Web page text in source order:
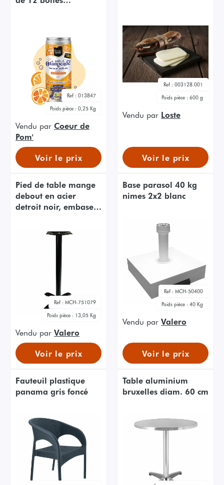
Ref : 013847
Poids pièce : 0,25 Kg
Vendu par Coeur de
Pom'
Voir le prix
Ref : 003128.001
Poids pièce : 600 g
Vendu par Loste
Voir le prix
Pied de table mange
debout en acier
detroit noir, embase 4
Ref : MCH-751079
Poids pièce : 13,05 Kg
Vendu par Valero
Voir le prix
Base parasol 40 kg
nimes 2x2 blanc
Ref : MCH-50400
Poids pièce : 40 Kg
Vendu par Valero
Voir le prix
Fauteuil plastique
panama gris foncé
Table aluminium
bruxelles diam. 60 cm